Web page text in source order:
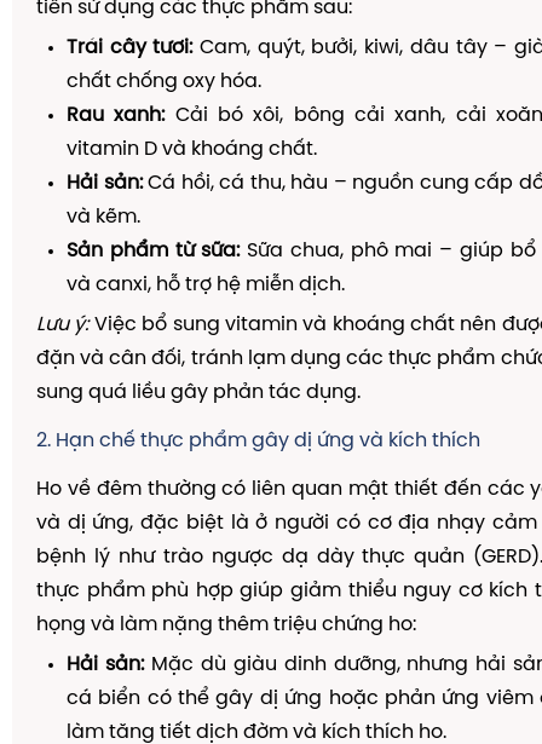
tiên sử dụng các thực phẩm sau:
Trái cây tươi:Cam, quýt, bưởi, kiwi, dâu tây –
chất chống oxy hóa.
Rau xanh:Cải bó xôi, bông cải xanh, cải
vitamin D và khoáng chất.
Hải sản:Cá hồi, cá thu, hàu – nguồn cung cấp
và kẽm.
Sản phẩm từ sữa:Sữa chua, phô mai – giúp bổ
và canxi, hỗ trợ hệ miễn dịch.
Lưu ý:Việc bổ sung vitamin và khoáng chất nên
đặn và cân đối, tránh lạm dụng các thực phẩm
sung quá liều gây phản tác dụng.
2. Hạn chế thực phẩm gây dị ứng và kích thích
Ho về đêm thường có liên quan mật thiết đến các
và dị ứng, đặc biệt là ở người có cơ địa nhạy
bệnh lý như trào ngược dạ dày thực quản
thực phẩm phù hợp giúp giảm thiểu nguy cơ kích
họng và làm nặng thêm triệu chứng ho:
Hải sản:Mặc dù giàu dinh dưỡng, nhưng hải
cá biển có thể gây dị ứng hoặc phản ứng viêm
làm tăng tiết dịch đờm và kích thích ho.